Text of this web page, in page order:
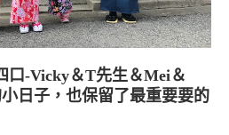
口-Vicky＆T先生＆Mei＆
日子，也保留了最重要要的